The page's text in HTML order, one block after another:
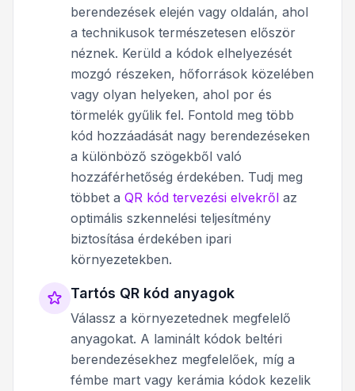
berendezések elején vagy oldalán, ahol
a technikusok természetesen először
néznek. Kerüld a kódok elhelyezését
mozgó részeken, hőforrások közelében
vagy olyan helyeken, ahol por és
törmelék gyűlik fel. Fontold meg több
kód hozzáadását nagy berendezéseken
a különböző szögekből való
hozzáférhetőség érdekében. Tudj meg
többet a QR kód tervezési elvekről az
optimális szkennelési teljesítmény
biztosítása érdekében ipari
környezetekben.
Tartós QR kód anyagok
Válassz a környezetednek megfelelő
anyagokat. A laminált kódok beltéri
berendezésekhez megfelelőek, míg a
fémbe mart vagy kerámia kódok kezelik